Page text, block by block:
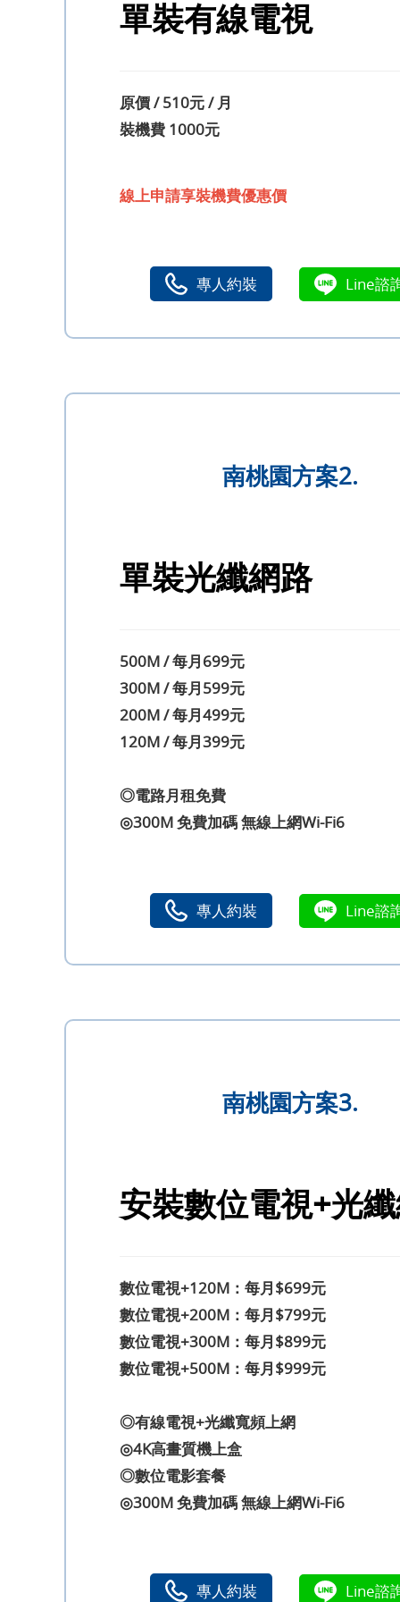
單裝有線電視
原價 / 510元 / 月
裝機費 1000元
線上申請享裝機費優惠價
專人約裝 Line諮
南桃園方案2.
單裝光纖網路
500M / 每月699元
300M / 每月599元
200M / 每月499元
120M / 每月399元
◎電路月租免費
◎300M 免費加碼 無線上網Wi-Fi6
專人約裝 Line諮
南桃園方案3.
安裝數位電視+光
數位電視+120M：每月$699元
數位電視+200M：每月$799元
數位電視+300M：每月$899元
數位電視+500M：每月$999元
◎有線電視+光纖寬頻上網
◎4K高畫質機上盒
◎數位電影套餐
◎300M 免費加碼 無線上網Wi-Fi6
專人約裝 Line諮